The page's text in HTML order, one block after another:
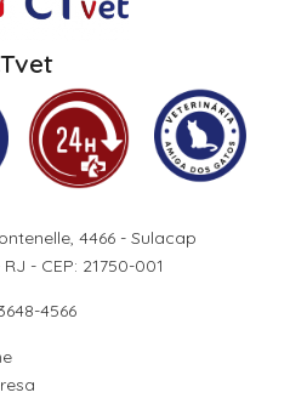
4466 - Sulacap
- CEP: 21750-001
4566